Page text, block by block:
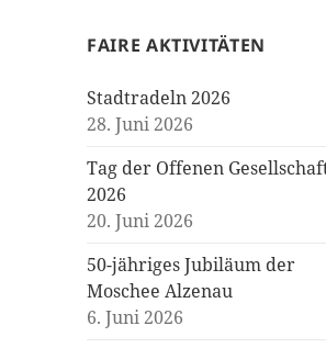
FAIRE AKTIVITÄTEN
Stadtradeln 2026
28. Juni 2026
Tag der Offenen
2026
20. Juni 2026
50-jähriges Jubiläum der
Moschee Alzenau
6. Juni 2026